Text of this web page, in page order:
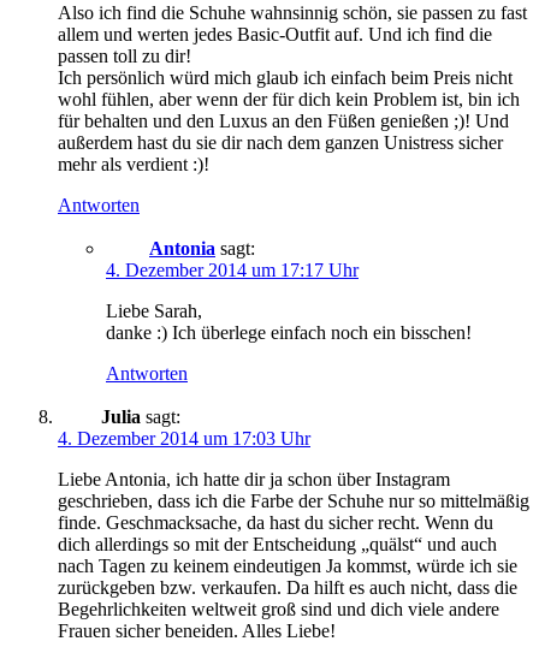
Also ich find die Schuhe wahnsinnig schön, sie passen zu fast
allem und werten jedes Basic-Outfit auf. Und ich find die
passen toll zu dir!
Ich persönlich würd mich glaub ich einfach beim Preis nicht
wohl fühlen, aber wenn der für dich kein Problem ist, bin ich
für behalten und den Luxus an den Füßen genießen ;)! Und
außerdem hast du sie dir nach dem ganzen Unistress sicher
mehr als verdient :)!
Antworten
Antonia sagt:
4. Dezember 2014 um 17:17 Uhr
Liebe Sarah,
danke :) Ich überlege einfach noch ein bisschen!
Antworten
Julia sagt:
4. Dezember 2014 um 17:03 Uhr
Liebe Antonia, ich hatte dir ja schon über Instagram
geschrieben, dass ich die Farbe der Schuhe nur so mittelmäßig
finde. Geschmacksache, da hast du sicher recht. Wenn du
dich allerdings so mit der Entscheidung „quälst“ und auch
nach Tagen zu keinem eindeutigen Ja kommst, würde ich sie
zurückgeben bzw. verkaufen. Da hilft es auch nicht, dass die
Begehrlichkeiten weltweit groß sind und dich viele andere
Frauen sicher beneiden. Alles Liebe!